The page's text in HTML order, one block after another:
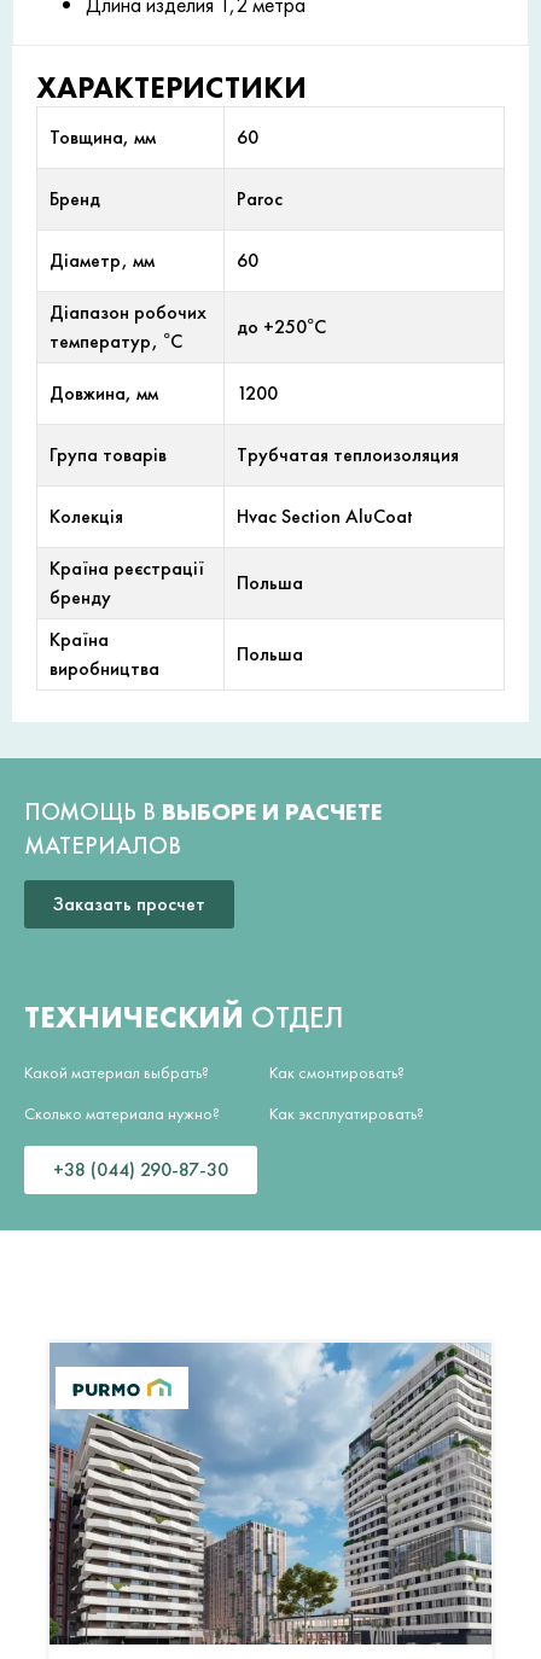
ХАРАКТЕРИСТИКИ
Товщина, мм 60
Бренд Paroc
Діаметр, мм 60
Діапазон робочих
температур, °С
до +250°С
Довжина, мм 1200
Група товарів Трубчатая теплоизоляция
Колекція Hvac Section AluCoat
Країна реєстрації
бренду
Польша
Країна
виробництва
Польша
ПОМОЩЬ В ВЫБОРЕ И РАСЧЕТЕ
МАТЕРИАЛОВ
Заказать просчет
ТЕХНИЧЕСКИЙ ОТДЕЛ
Какой материал выбрать?
Сколько материала нужно?
Как смонтировать?
Как эксплуатировать?
+38 (044) 290-87-30